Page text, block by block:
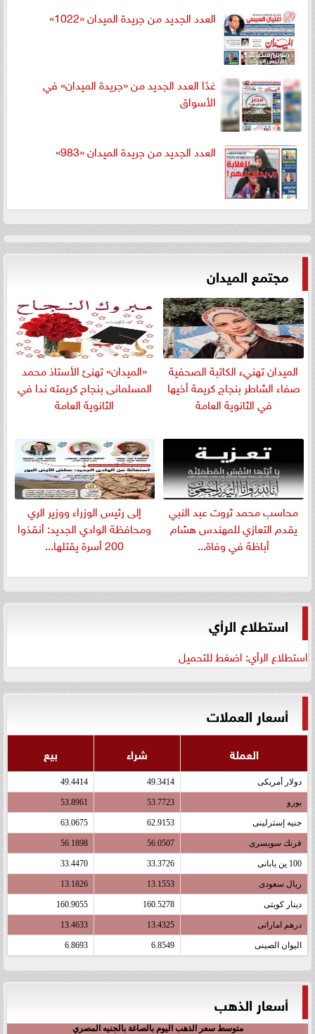
العدد الجديد من جريدة الميدان «1022»
غدًا العدد الجديد من «جريدة الميدان» في
الأسواق
العدد الجديد من جريدة الميدان «983»
مجتمع الميدان
الميدان تهنيء الكاتبة الصحفية
صفاء الشاطر بنجاج كريمة أخيها
في الثانوية العامة
«الميدان» تهنئ الأستاذ محمد
المسلمانى بنجاح كريمته ندا في
الثانوية العامة
​محاسب محمد ثروت عبد النبي
يقدم التعازي للمهندس هشام
أباظة في وفاة...
إلى رئيس الوزراء ووزير الري
ومحافظة الوادي الجديد: أنقذوا
200 أسرة يقتلها...
استطلاع الرأي
استطلاع الرأي: اضغط للتحميل
أسعار العملات
العملة شراء بيع
دولار أمريكى 49.3414
49.4414
يورو 53.7723
53.8961
جنيه إسترلينى 62.9153
63.0675
فرنك سويسرى 56.0507
56.1898
100 ين يابانى 33.3726
33.4470
ريال سعودى 13.1553
13.1826
دينار كويتى 160.5278
160.9055
درهم اماراتى 13.4325
13.4633
اليوان الصينى 6.8549
6.8693
أسعار الذهب
متوسط سعر الذهب اليوم بالصاغة بالجنيه المصري